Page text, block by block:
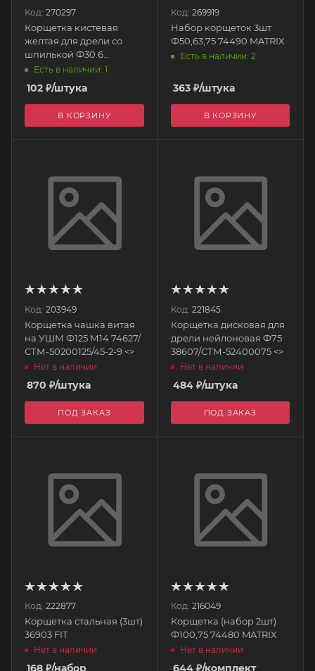
Код: 270297
Корщетка кистевая
желтая для дрели со
шпилькой Ф30.6
2235403000000
ИНТЕРСКОЛ
Есть в наличии: 1
102 ₽/штука
В КОРЗИНУ
Код: 269919
Набор корщеток 3шт
Ф50,63,75 74490 MATRIX
Есть в наличии: 2
363₽/штука
В КОРЗИНУ
Код: 203949
Корщетка чашка витая
на УШМ Ф125 М14 74627/
СТМ-50200125/45-2-9 <>
Нет в наличии
870 ₽/штука
ПОД ЗАКАЗ
Код: 221845
Корщетка дисковая для
дрели нейлоновая Ф75
38607/СТМ-52400075 <>
Нет в наличии
484₽/штука
ПОД ЗАКАЗ
Код: 222877
Корщетка стальная (3шт)
36903 FIT
Нет в наличии
168 ₽/набор
Код: 216049
Корщетка (набор 2шт)
Ф100,75 74480 MATRIX
Нет в наличии
644₽/комплект